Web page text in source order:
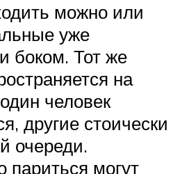
можно или
уже
боком. Тот же
на
человек
другие стоически
очереди.
могут